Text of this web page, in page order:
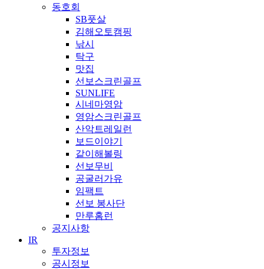
동호회
SB풋살
김해오토캠핑
낚시
탁구
맛집
선보스크린골프
SUNLIFE
시네마영암
영암스크린골프
산악트레일런
보드이야기
같이해볼링
선보무비
공굴러가유
임팩트
선보 봉사단
만루홈런
공지사항
IR
투자정보
공시정보